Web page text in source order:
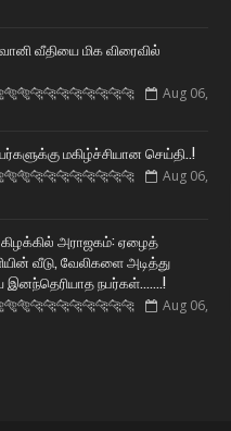
வீதியை மிக விரைவில்
Aug 06,
மகிழ்ச்சியான செய்தி..!
Aug 06,
கிழக்கில் அராஜகம்: ஏழைத்
வீடு, வேலிகளை அடித்து
இனந்தெரியாத நபர்கள்.......!
Aug 06,